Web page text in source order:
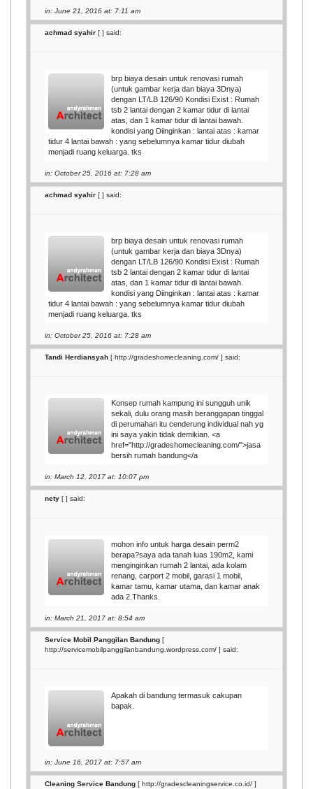
in: June 21, 2016 at: 7:11 am
achmad syahir [] said:
brp biaya desain untuk renovasi rumah
(untuk gambar kerja dan biaya 3Dnya)
dengan LT/LB 126/90 Kondisi Exist : Rumah
tsb 2 lantai dengan 2 kamar tidur di lantai
atas, dan 1 kamar tidur di lantai bawah.
kondisi yang Diinginkan : lantai atas : kamar
tidur 4 lantai bawah : yang sebelumnya kamar tidur diubah
menjadi ruang keluarga. tks
in: October 25, 2016 at: 7:28 am
achmad syahir [] said:
brp biaya desain untuk renovasi rumah
(untuk gambar kerja dan biaya 3Dnya)
dengan LT/LB 126/90 Kondisi Exist : Rumah
tsb 2 lantai dengan 2 kamar tidur di lantai
atas, dan 1 kamar tidur di lantai bawah.
kondisi yang Diinginkan : lantai atas : kamar
tidur 4 lantai bawah : yang sebelumnya kamar tidur diubah
menjadi ruang keluarga. tks
in: October 25, 2016 at: 7:28 am
Tandi Herdiansyah [http://gradeshomecleaning.com/ ] said:
Konsep rumah kampung ini sungguh unik
sekali, dulu orang masih beranggapan tinggal
di perumahan itu cenderung individual nah yg
ini saya yakin tidak demikian. <a
href="http://gradeshomecleaning.com/">jasa
bersih rumah bandung</a
in: March 12, 2017 at: 10:07 pm
nety [] said:
mohon info untuk harga desain perm2
berapa?saya ada tanah luas 190m2, kami
menginginkan rumah 2 lantai, ada kolam
renang, carport 2 mobil, garasi 1 mobil,
kamar tamu, kamar utama, dan kamar anak
ada 2.Thanks.
in: March 21, 2017 at: 8:54 am
Service Mobil Panggilan Bandung [
http://servicemobilpanggilanbandung.wordpress.com/ ] said:
Apakah di bandung termasuk cakupan
bapak.
in: June 16, 2017 at: 7:57 am
Cleaning Service Bandung [http://gradescleaningservice.co.id/ ]